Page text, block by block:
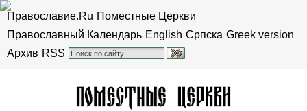
Православие.Ru Поместные Церкви
Православный Календарь English Српска Greek version
Архив RSS